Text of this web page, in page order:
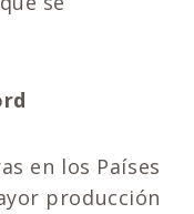
en los Países
producción